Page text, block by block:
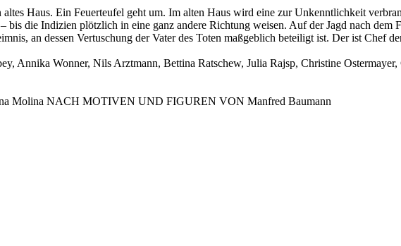
altes Haus. Ein Feuerteufel geht um. Im alten Haus wird eine zur Unkenntlichkeit
bis die Indizien plötzlich in eine ganz andere Richtung weisen. Auf der Jagd nach dem
an dessen Vertuschung der Vater des Toten maßgeblich beteiligt ist. Der ist Chef
Annika Wonner, Nils Arztmann, Bettina Ratschew, Julia Rajsp, Christine
Molina NACH MOTIVEN UND FIGUREN VON Manfred Baumann